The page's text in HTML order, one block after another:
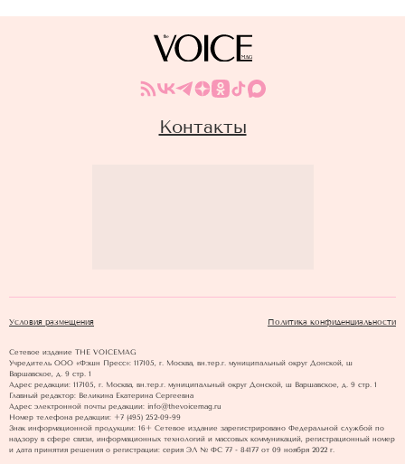
Контакты
Условия размещения Политика конфиденциальности
Сетевое издание THE VOICEMAG
Учредитель ООО «Фэшн Пресс»: 117105, г. Москва, вн.тер.г. муниципальный округ Донской, ш
Варшавское, д. 9 стр. 1
Адрес редакции: 117105, г. Москва, вн.тер.г. муниципальный округ Донской, ш Варшавское, д. 9 стр. 1
Главный редактор: Великина Екатерина Сергеевна
Адрес электронной почты редакции: info@thevoicemag.ru
Номер телефона редакции: +7 (495) 252-09-99
Знак информационной продукции: 16+ Cетевое издание зарегистрировано Федеральной службой по
надзору в сфере связи, информационных технологий и массовых коммуникаций, регистрационный номер
и дата принятия решения о регистрации: серия ЭЛ № ФС 77 - 84177 от 09 ноября 2022 г.